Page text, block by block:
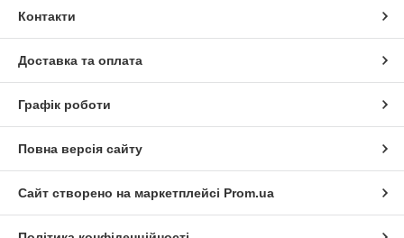
Контакти
Доставка та оплата
Графік роботи
Повна версія сайту
Сайт створено на маркетплейсі Prom.ua